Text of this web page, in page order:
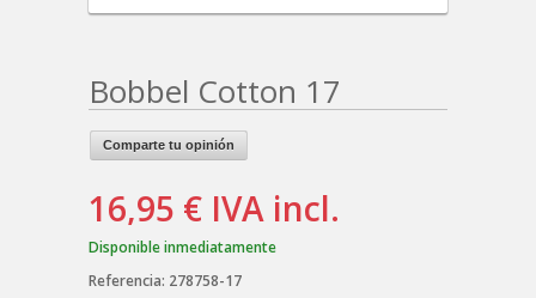
Bobbel Cotton 17
Comparte tu opinión
16,95 € IVA incl.
Disponible inmediatamente
Referencia: 278758-17